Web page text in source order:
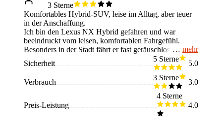
3 Sterne
Komfortables Hybrid-SUV, leise im Alltag, aber teuer
in der Anschaffung.
Ich bin den Lexus NX Hybrid gefahren und war
beeindruckt vom leisen, komfortablen Fahrgefühl.
Besonders in der Stadt fährt er fast geräuschlos und
sehr entspannt. Innen fühlt er sich hochwertig an, die
Sitze sind bequem und das Infotainment übersichtlich.
Mir gefällt auch, dass er im Verbrauch moderat bleibt,
obwohl er recht groß ist. Ideal finde ich ihn für alle, die
umweltbewussteres SUV suchen. Weniger gut finde
ich, dass er beim Preis deutlich höher liegt und auf
mehr
Sicherheit
5 Sterne
5.0
Verbrauch
3 Sterne
3.0
Preis-Leistung
4 Sterne
4.0